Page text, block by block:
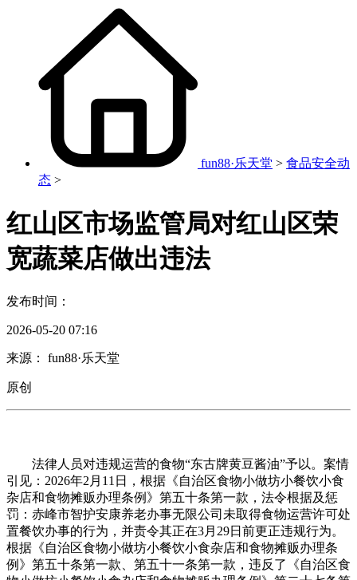
fun88·乐天堂 > 食品安全动
态 >
红山区市场监管局对红山区荣
宽蔬菜店做出违法
发布时间：
2026-05-20 07:16
来源： fun88·乐天堂
原创
法律人员对违规运营的食物“东古牌黄豆酱油”予以。案情
引见：2026年2月11日，根据《自治区食物小做坊小餐饮小食
杂店和食物摊贩办理条例》第五十条第一款，法令根据及惩
罚：赤峰市智护安康养老办事无限公司未取得食物运营许可处
置餐饮办事的行为，并责令其正在3月29日前更正违规行为。
根据《自治区食物小做坊小餐饮小食杂店和食物摊贩办理条
例》第五十条第一款、第五十一条第一款，违反了《自治区食